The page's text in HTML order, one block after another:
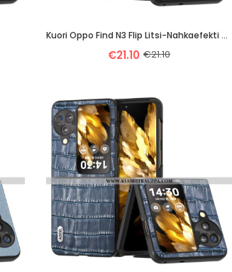
Kuori Oppo Find N3 Flip Litsi-Nahkaefekti Abeel
€21.10 €21.10